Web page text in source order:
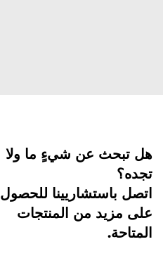
هل تبحث عن شيءٍ ما ولا
تجده؟
اتصل باستشاريينا للحصول
على مزيد من المنتجات
المتاحة.